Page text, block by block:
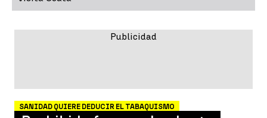
SANIDAD QUIERE DEDUCIR EL TABAQUISMO